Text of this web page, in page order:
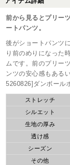
前から見るとプリー
ートパンツ。
後がショートパンツ
り前のめりになった
ムです。前のプリー
ンツの安心感もある
5260826]ダンボール
ストレッチ
シルエット
生地の厚み
透け感
シーズン
その他